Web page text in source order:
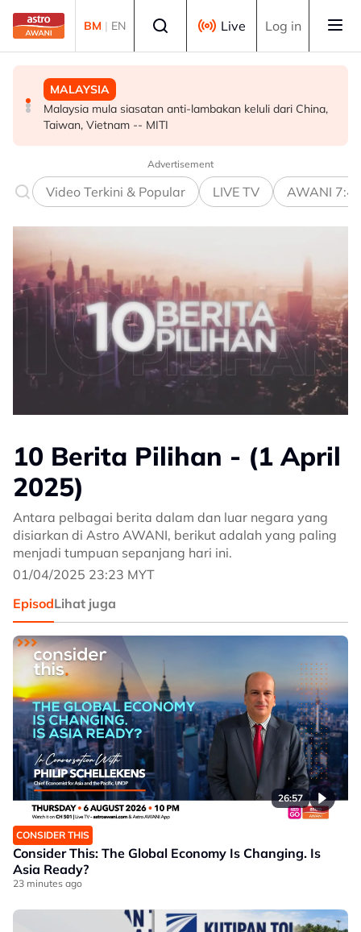
Skip to main content
BM | EN Live Log in
MALAYSIA
Malaysia mula siasatan anti-lambakan keluli dari China,
Taiwan, Vietnam -- MITI
MALAYSIA
Wanita didenda RM75,000 mengaku salah beri rasuah
kepada pegawai jas
MALAYSIA
Ismail Sabri didakwa esok di Mahkamah Sesyen Kuala
Lumpur
Advertisement
Video Terkini & Popular LIVE TV AWANI
10 Berita Pilihan - (1 April
2025)
Antara pelbagai berita dalam dan luar negara yang
disiarkan di Astro AWANI, berikut adalah yang paling
menjadi tumpuan sepanjang hari ini.
01/04/2025 23:23 MYT
EpisodLihat juga
26:57
CONSIDER THIS
Consider This: The Global Economy Is Changing. Is
Asia Ready?
23 minutes ago